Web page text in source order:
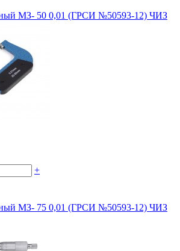
МЗ- 50 0,01 (ГРСИ №50593-12) ЧИЗ
+
МЗ- 75 0,01 (ГРСИ №50593-12) ЧИЗ